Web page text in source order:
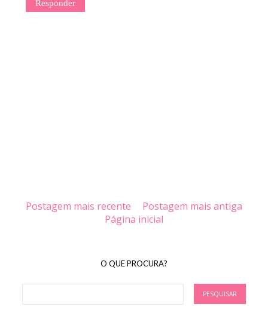
Responder
Postagem mais recente
Postagem mais antiga
Página inicial
O QUE PROCURA?